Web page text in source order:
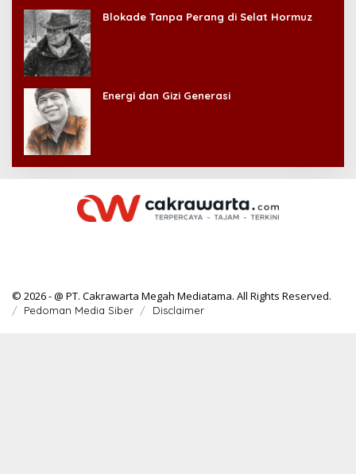
Blokade Tanpa Perang di Selat Hormuz
Energi dan Gizi Generasi
© 2026 - @ PT. Cakrawarta Megah Mediatama. All Rights Reserved.
Pedoman Media Siber Disclaimer